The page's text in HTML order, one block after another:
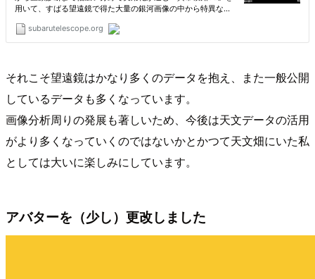
それこそ望遠鏡はかなり多くのデータを抱え、また一般公開
しているデータも多くなっています。
画像分析周りの発展も著しいため、今後は天文データの活用
がより多くなっていくのではないかとかつて天文畑にいた私
としては大いに楽しみにしています。
アバターを（少し）更改しました